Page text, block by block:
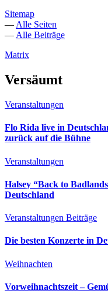
Sitemap
— Alle Seiten
— Alle Beiträge
Matrix
Versäumt
Veranstaltungen
Flo Rida live in
zurück auf die Bühne
Veranstaltungen
Halsey “Back to
Deutschland
Veranstaltungen Beiträge
Die besten Konzerte in
Weihnachten
Vorweihnachtszeit –